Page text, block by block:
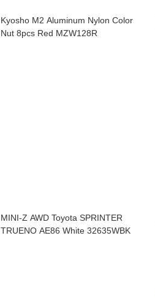
Kyosho M2 Aluminum Nylon Color
Nut 8pcs Red MZW128R
MINI-Z AWD Toyota SPRINTER
TRUENO AE86 White 32635WBK